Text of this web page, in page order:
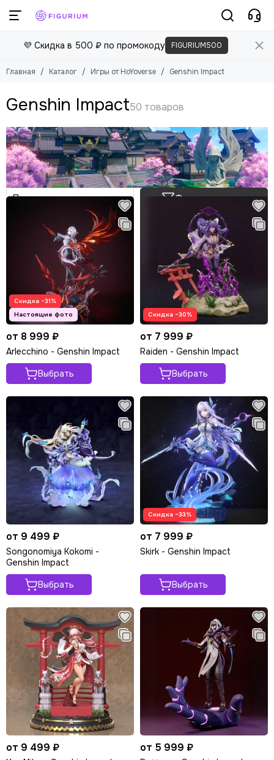
Игры от HoYoverse
Смотреть все товары
Genshin Impact
💜 Скидка в 500 ₽ по промокоду FIGURIUM500
Главная Каталог Игры от HoYoverse Genshin Impact
Genshin Impact
Фильтр товаров
Скидка −31%
от 8 999 ₽
Arlecchino - Genshin Impact
Выбрать
Скидка −30%
от 7 999 ₽
Raiden - Genshin Impact
Выбрать
от 9 499 ₽
Songonomiya Kokomi -
Genshin Impact
Выбрать
Скидка −33%
от 7 999 ₽
Skirk - Genshin Impact
Выбрать
от 9 499 ₽ от 5 999 ₽